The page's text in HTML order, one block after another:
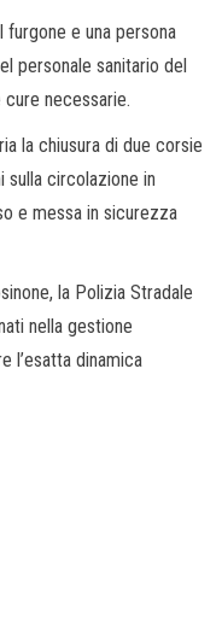
furgone e una persona
personale sanitario del
necessarie.
la chiusura di due corsie
sulla circolazione in
e messa in sicurezza
la Polizia Stradale
nella gestione
l’esatta dinamica